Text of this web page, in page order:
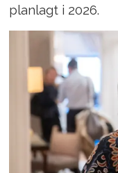
planlagt i 2026.